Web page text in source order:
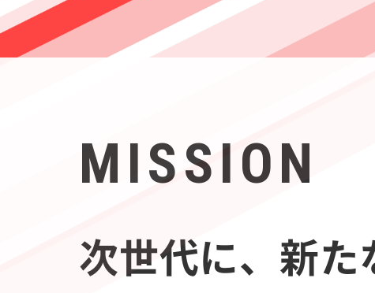
MISSION
次世代に、新